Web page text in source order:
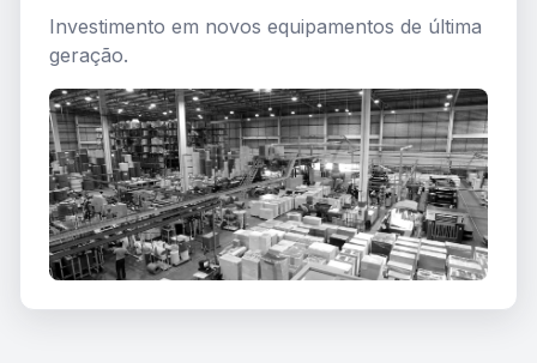
Investimento em novos equipamentos de última
geração.